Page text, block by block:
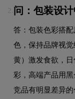
2. 问：包装设
答：包装色彩搭
色，保持品牌视
黄）激发食欲，
彩，高端产品用
竞品有明显差异